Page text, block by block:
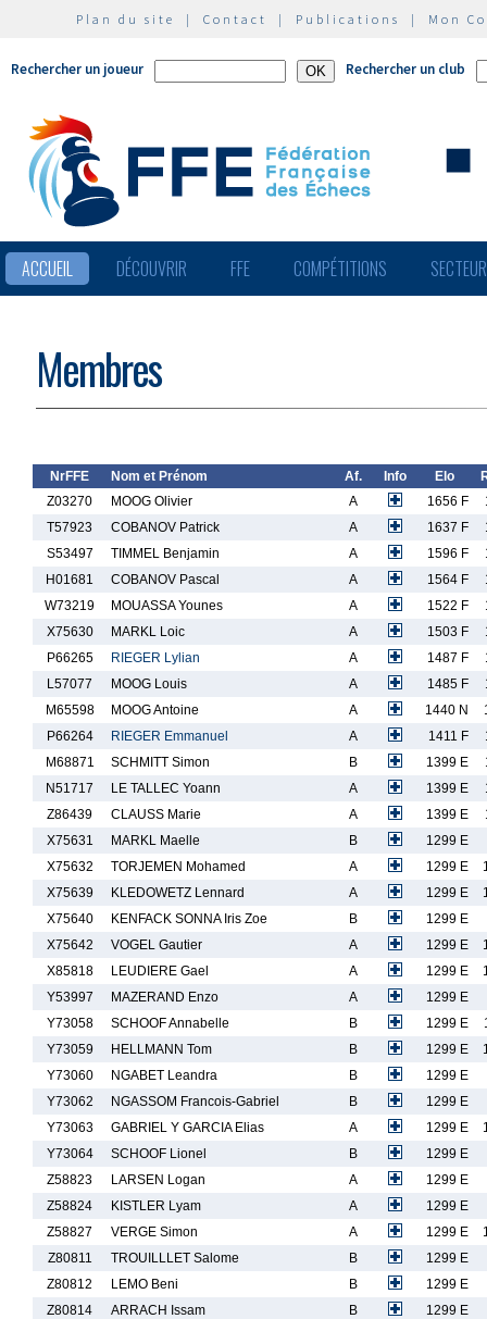
Plan du site | Contact | Publications | Mon
Rechercher un joueur Rechercher un club
ACCUEIL DÉCOUVRIR FFE COMPÉTITIONS
Membres
NrFFE Nom et Prénom Af. Info Elo
Z03270
MOOG Olivier A 1656 F
T57923
COBANOV Patrick A 1637 F
S53497
TIMMEL Benjamin A 1596 F
H01681
COBANOV Pascal A 1564 F
W73219
MOUASSA Younes A 1522 F
X75630
MARKL Loic A 1503 F
P66265
RIEGER Lylian A 1487 F
L57077
MOOG Louis A 1485 F
M65598
MOOG Antoine A 1440 N
P66264
RIEGER Emmanuel A 1411 F
M68871
SCHMITT Simon B 1399 E
N51717
LE TALLEC Yoann A 1399 E
Z86439
CLAUSS Marie A 1399 E
X75631
MARKL Maelle B
1299 E
X75632
TORJEMEN Mohamed A 1299 E
X75639
KLEDOWETZ Lennard A 1299 E
X75640
KENFACK SONNA Iris Zoe B
1299 E
X75642
VOGEL Gautier A 1299 E
X85818
LEUDIERE Gael A 1299 E
Y53997
MAZERAND Enzo A
1299 E
Y73058
SCHOOF Annabelle B 1299 E
Y73059
HELLMANN Tom B 1299 E
Y73060
NGABET Leandra B
1299 E
Y73062
NGASSOM Francois-Gabriel B
1299 E
Y73063
GABRIEL Y GARCIA Elias A 1299 E
Y73064
SCHOOF Lionel B
1299 E
Z58823
LARSEN Logan A
1299 E
Z58824
KISTLER Lyam A
1299 E
Z58827
VERGE Simon A 1299 E
Z80811
TROUILLLET Salome B
1299 E
Z80812
LEMO Beni B
1299 E
Z80814
ARRACH Issam B
1299 E